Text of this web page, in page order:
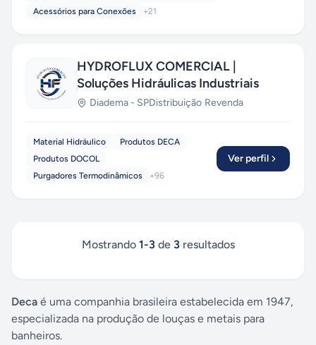
Acessórios para Conexões
+21
HYDROFLUX COMERCIAL |
Soluções Hidráulicas Industriais
Diadema - SPDistribuição·Revenda
Material Hidráulico
Produtos DECA
Produtos DOCOL
Purgadores Termodinâmicos
+96
Ver perfil
Mostrando 1-3 de 3 resultados
Deca é uma companhia brasileira estabelecida em 1947,
especializada na produção de louças e metais para
banheiros.